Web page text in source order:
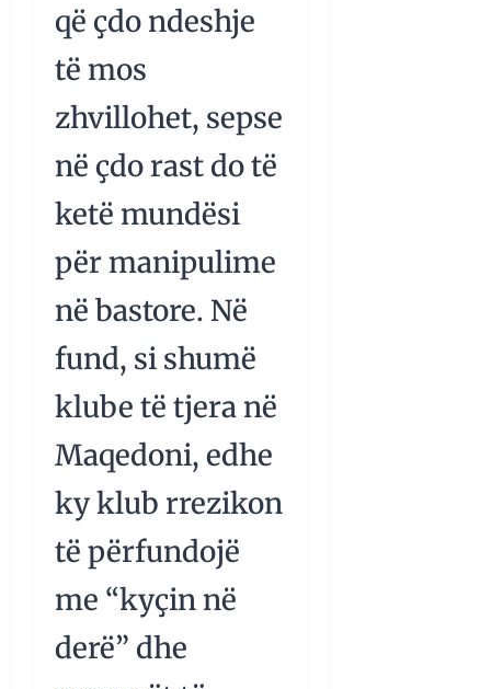
që çdo ndeshje
të mos
zhvillohet, sepse
në çdo rast do të
ketë mundësi
për manipulime
në bastore. Në
fund, si shumë
klube të tjera në
Maqedoni, edhe
ky klub rrezikon
të përfundojë
me “kyçin në
derë” dhe